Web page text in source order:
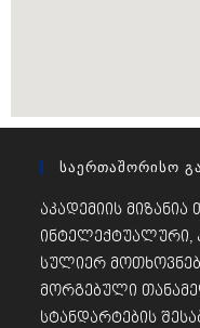
Საერთაშორისო
აკადემიის
სულიერ
მორგებული
სტანდარტების